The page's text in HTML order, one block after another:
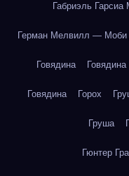
Габриэль
Герман Мелвилл — Моби
Говядина Говядина
Говядина Горох
Груша
Гюнтер